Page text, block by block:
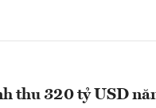
thu 320 tỷ USD